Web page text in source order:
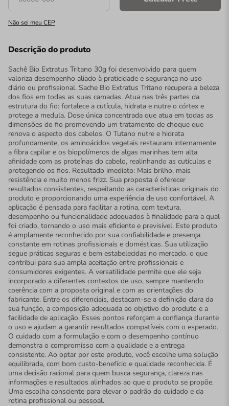
Não sei meu CEP
Descrição do produto
Sachê Bio Extratus Tritano 30g foi desenvolvido para quem
valoriza desempenho aliado à praticidade e segurança no uso
diário ou profissional. Sache Bio Extratus Tritano recupera a beleza
dos fios em todas as suas camadas. Atua nas três partes da
estrutura do fio: fortalece a cutícula, hidrata e nutre o córtex e
protege a medula. Dose única concentrada que atua em todas as
dimensões do fio promovendo um tratamento de choque que
renova o aspecto dos cabelos. O Tutano nutre e hidrata
profundamente, os aminoácidos vegetais restauram internamente
a fibra capilar e os biopolímeros de algas marinhas tem alta
afinidade com as proteínas do cabelo, realinhando as cutículas e
protegendo os fios. Resultado imediato: Mais brilho, mais
resistência e muito menos frizz. Sua proposta é oferecer
resultados consistentes, respeitando as características originais do
produto e proporcionando uma experiência de uso confortável. A
aplicação é pensada para facilitar a rotina, com textura,
desempenho ou funcionalidade adequados à finalidade para a qual
foi criado, tornando o uso mais eficiente e previsível. Este produto
é amplamente reconhecido por sua confiabilidade e presença
constante em rotinas profissionais e domésticas. Sua utilização
segue práticas seguras e bem estabelecidas no mercado, o que
contribui para sua ampla aceitação entre profissionais e
consumidores exigentes. A versatilidade permite que ele seja
incorporado a diferentes contextos de uso, sempre mantendo
coerência com a proposta original e com as orientações do
fabricante. Entre os diferenciais, destacam-se a definição clara da
sua função, a composição adequada ao objetivo do produto e a
facilidade de aplicação. Esses pontos reforçam a confiança durante
o uso e ajudam a garantir resultados compatíveis com o esperado.
O cuidado com a formulação e com o desempenho contínuo
demonstra o compromisso com a qualidade e a entrega
consistente. Ao optar por este produto, você escolhe uma solução
equilibrada, com bom custo-benefício e qualidade reconhecida. É
uma decisão racional para quem busca segurança, clareza nas
informações e resultados alinhados ao que o produto se propõe.
Uma escolha consciente para elevar o padrão do cuidado e da
rotina profissional ou pessoal.